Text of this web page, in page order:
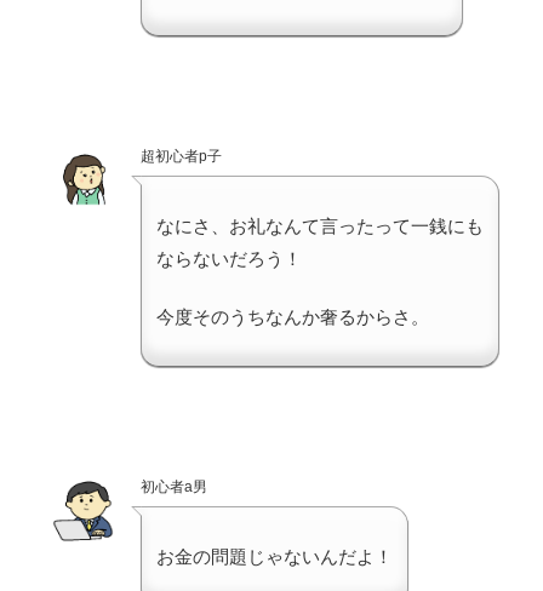
超初心者p子
なにさ、お礼なんて言ったって一銭にも
ならないだろう！
今度そのうちなんか奢るからさ。
初心者a男
お金の問題じゃないんだよ！